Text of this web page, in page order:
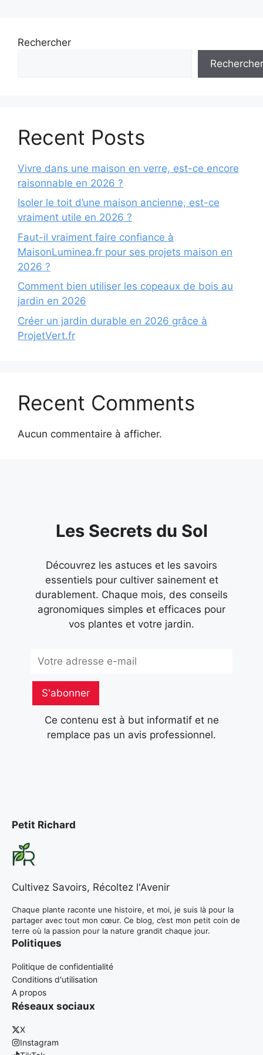
Rechercher
Rechercher
Recent Posts
Vivre dans une maison en verre, est-ce encore
raisonnable en 2026 ?
Isoler le toit d’une maison ancienne, est-ce
vraiment utile en 2026 ?
Faut-il vraiment faire confiance à
MaisonLuminea.fr pour ses projets maison en
2026 ?
Comment bien utiliser les copeaux de bois au
jardin en 2026
Créer un jardin durable en 2026 grâce à
ProjetVert.fr
Recent Comments
Aucun commentaire à afficher.
Les Secrets du Sol
Découvrez les astuces et les savoirs
essentiels pour cultiver sainement et
durablement. Chaque mois, des conseils
agronomiques simples et efficaces pour
vos plantes et votre jardin.
S'abonner
Ce contenu est à but informatif et ne
remplace pas un avis professionnel.
Petit Richard
Cultivez Savoirs, Récoltez l'Avenir
Chaque plante raconte une histoire, et moi, je suis là pour la
partager avec tout mon cœur. Ce blog, c’est mon petit coin de
terre où la passion pour la nature grandit chaque jour.
Politiques
Politique de confidentialité
Conditions d'utilisation
A propos
Réseaux sociaux
X
Instagram